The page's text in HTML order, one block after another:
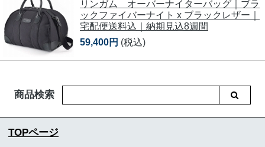
リンガム オーバーナイターバッグ｜ブラ
ックファイバーナイト x ブラックレザー｜
宅配便送料込｜納期見込8週間
59,400円 (税込)
商品検索
TOPページ